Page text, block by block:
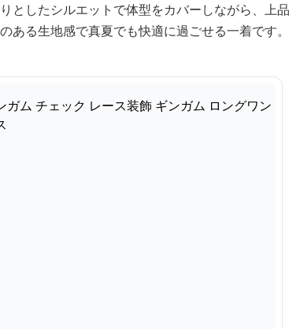
としたシルエットで体型をカバーしながら、上
ある生地感で真夏でも快適に過ごせる一着です。